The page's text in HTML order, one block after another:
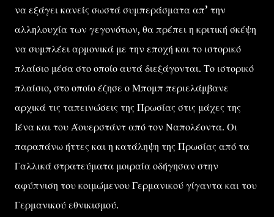
να εξάγει κανείς σωστά συμπεράσματα απ’ την
αλληλουχία των γεγονότων, θα πρέπει η κριτική σκέψη
να συμπλέει αρμονικά με την εποχή και το ιστορικό
πλαίσιο μέσα στο οποίο αυτά διεξάγονται. Το ιστορικό
πλαίσιο, στο οποίο έζησε ο Μπομπ περιελάμβανε
αρχικά τις ταπεινώσεις της Πρωσίας στις μάχες της
Ιένα και του Άουερστάντ από τον Ναπολέοντα. Οι
παραπάνω ήττες και η κατάληψη της Πρωσίας από τα
Γαλλικά στρατεύματα μοιραία οδήγησαν στην
αφύπνιση του κοιμώμενου Γερμανικού γίγαντα και του
Γερμανικού εθνικισμού.